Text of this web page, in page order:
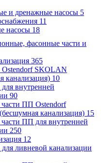
и дренажные насосы 5
11
насосы 18
фасонные части и
365
SKOLAN
канализация) 10
внутренней
90
ПП Ostendorf
канализация) 15
ПП для внутренней
250
12
ливневой канализации